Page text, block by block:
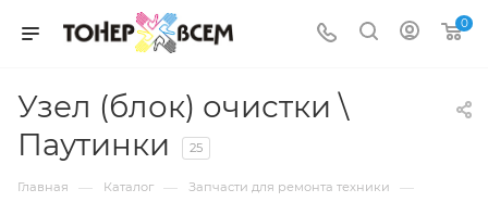
0
Узел (блок) очистки \
Паутинки
25
Главная — Каталог — Запчасти для ремонта техники —